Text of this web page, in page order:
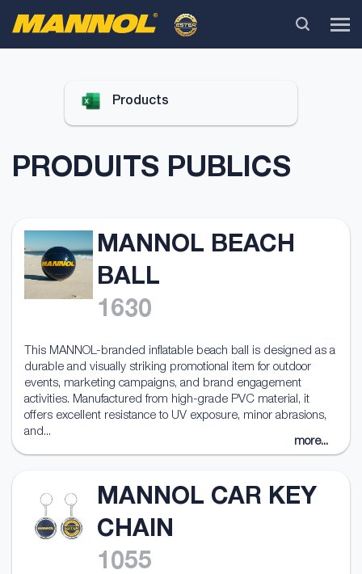
Products
PRODUITS PUBLICS
MANNOL BEACH
BALL
1630
This MANNOL-branded inflatable beach ball is designed as a
durable and visually striking promotional item for outdoor
events, marketing campaigns, and brand engagement
activities. Manufactured from high-grade PVC material, it
offers excellent resistance to UV exposure, minor abrasions,
and...
more...
MANNOL CAR KEY
CHAIN
1055